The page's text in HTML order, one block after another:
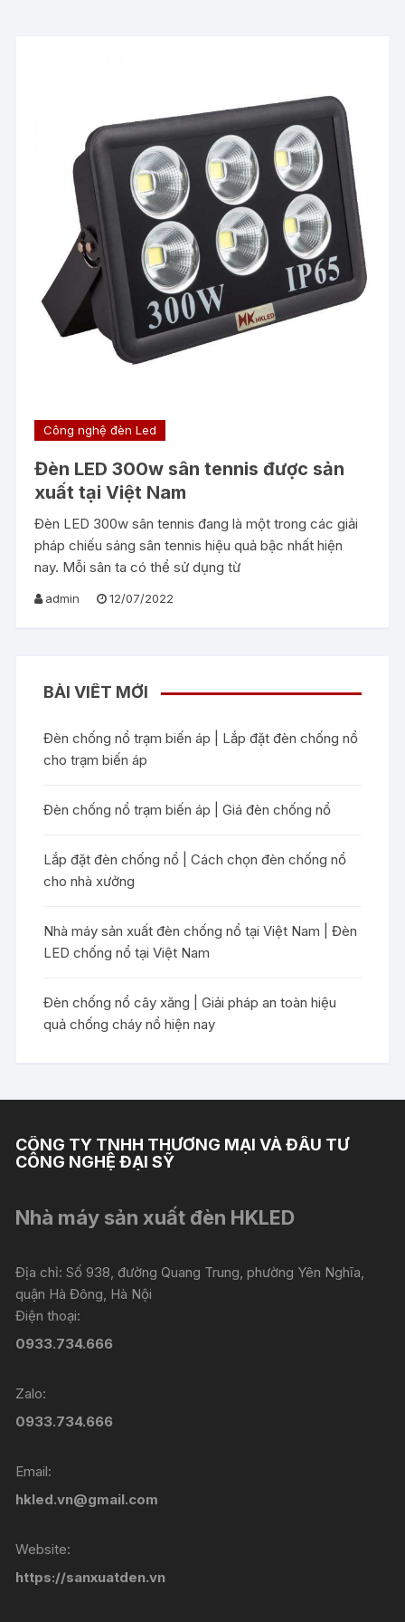
Công nghệ đèn Led
Đèn LED 300w sân tennis được sản
xuất tại Việt Nam
Đèn LED 300w sân tennis đang là một trong các giải
pháp chiếu sáng sân tennis hiệu quả bậc nhất hiện
nay. Mỗi sân ta có thể sử dụng từ
admin 12/07/2022
BÀI VIẾT MỚI
Đèn chống nổ trạm biến áp | Lắp đặt đèn chống nổ
cho trạm biến áp
Đèn chống nổ trạm biến áp | Giá đèn chống nổ
Lắp đặt đèn chống nổ | Cách chọn đèn chống nổ
cho nhà xưởng
Nhà máy sản xuất đèn chống nổ tại Việt Nam | Đèn
LED chống nổ tại Việt Nam
Đèn chống nổ cây xăng | Giải pháp an toàn hiệu
quả chống cháy nổ hiện nay
CÔNG TY TNHH THƯƠNG MẠI VÀ ĐẦU TƯ
CÔNG NGHỆ ĐẠI SỸ
Nhà máy sản xuất đèn HKLED
Địa chỉ: Số 938, đường Quang Trung, phường Yên Nghĩa,
quận Hà Đông, Hà Nội
Điện thoại:
0933.734.666
Zalo:
0933.734.666
Email:
hkled.vn@gmail.com
Website:
https://sanxuatden.vn